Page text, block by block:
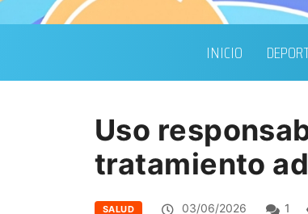
INICIO
Uso
tratamiento
SALUD 03/06/2026 1